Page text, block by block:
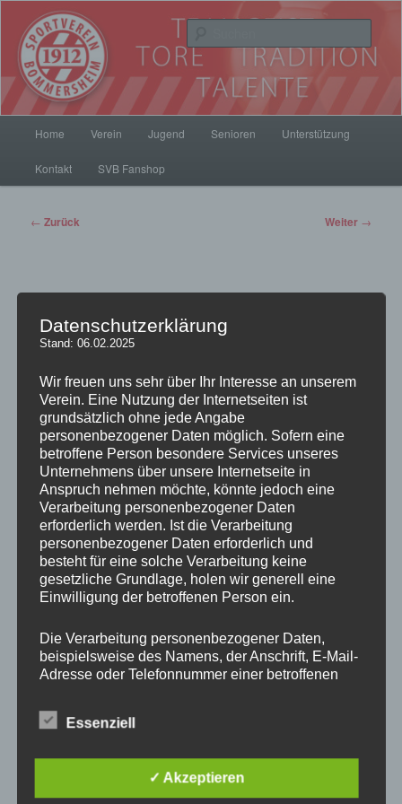
Inhalt
wechseln
SV Bommersheim 1912
Home Verein Jugend Senioren Unterstützung
Kontakt SVB Fanshop
Beitrags-
← Zurück Weiter →
SVB führt OFC zum 2:1 Sieg
Veröffentlicht am4. Dezember 2015
In Hessen ist gerade Derbyzeit. Der SVB ist mittendrin dabei.
Im Hessenderby von Kickers Offenbachgegen Hessen
Kassel war unsere Jugend eingeladen die Teams beim
Einlauf zu begleiten.Ein tolles Erlebnis für unsere Jugend.
Das Spiel wurde auch im Fernsehen live übertragen und
unsere Kinder waren voll im Bilde. Vielen Dank an alle, die
das möglich gemacht haben.
Die Trainer Georg Abt und Hans-Jürgen Köhl und die SVB Jugend
Datenschutzerklärung
Stand: 06.02.2025
Wir freuen uns sehr über Ihr Interesse an unserem
Verein. Eine Nutzung der Internetseiten ist
grundsätzlich ohne jede Angabe
personenbezogener Daten möglich. Sofern eine
betroffene Person besondere Services unseres
Unternehmens über unsere Internetseite in
Anspruch nehmen möchte, könnte jedoch eine
Verarbeitung personenbezogener Daten
erforderlich werden. Ist die Verarbeitung
personenbezogener Daten erforderlich und
besteht für eine solche Verarbeitung keine
gesetzliche Grundlage, holen wir generell eine
Einwilligung der betroffenen Person ein.
Die Verarbeitung personenbezogener Daten,
beispielsweise des Namens, der Anschrift, E-Mail-
Adresse oder Telefonnummer einer betroffenen
Datenschutz-Grundverordnung und in
Übereinstimmung mit den für uns geltenden
Mittels dieser Datenschutzerklärung möchte unser
Unternehmen die Öffentlichkeit über Art, Umfang
und Zweck der von uns erhobenen, genutzten und
Essenziell
✓ Akzeptieren